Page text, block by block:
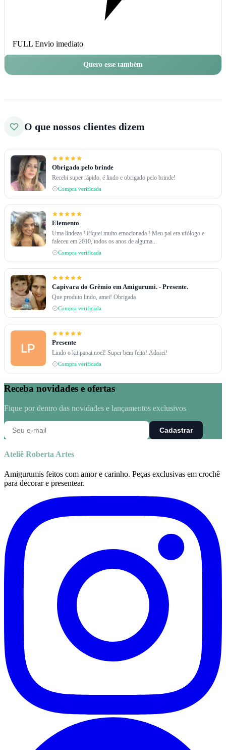
FULL Envio imediato
Quero esse também
O que nossos clientes dizem
Obrigado pelo brinde
Recebi super rápido, é lindo e obrigado pelo brinde!
Compra verificada
Elemento
Uma lindeza ! Fiquei muito emocionada ! Meu pai era ufólogo e
faleceu em 2010, todos os anos de alguma...
Compra verificada
Capivara do Grêmio em Amigurumi. - Presente.
Que produto lindo, amei! Obrigada
Compra verificada
Presente
Lindo o kit papai noel! Super bem feito! Adorei!
Compra verificada
Receba novidades e ofertas
Fique por dentro das novidades e lançamentos exclusivos
Cadastrar
Ateliê Roberta Artes
Amigurumis feitos com amor e carinho. Peças exclusivas em crochê
para decorar e presentear.